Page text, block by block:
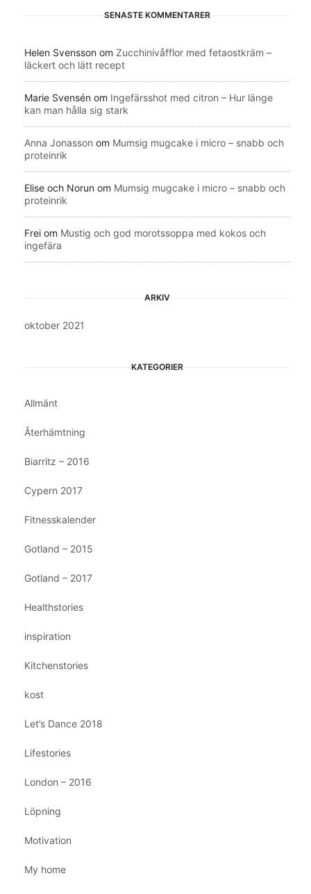
SENASTE KOMMENTARER
Helen Svensson om Zucchinivåfflor med fetaostkräm –
läckert och lätt recept
Marie Svensén om Ingefärsshot med citron – Hur länge
kan man hålla sig stark
Anna Jonasson om Mumsig mugcake i micro – snabb och
proteinrik
Elise och Norun om Mumsig mugcake i micro – snabb och
proteinrik
Frei om Mustig och god morotssoppa med kokos och
ingefära
ARKIV
oktober 2021
KATEGORIER
Allmänt
Återhämtning
Biarritz – 2016
Cypern 2017
Fitnesskalender
Gotland – 2015
Gotland – 2017
Healthstories
inspiration
Kitchenstories
kost
Let’s Dance 2018
Lifestories
London – 2016
Löpning
Motivation
My home